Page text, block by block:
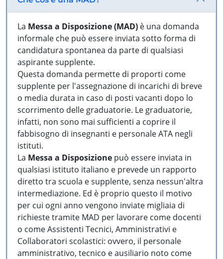
La Messa a Disposizione (MAD) è una domanda
informale che può essere inviata sotto forma di
candidatura spontanea da parte di qualsiasi
aspirante supplente.
Questa domanda permette di proporti come
supplente per l'assegnazione di incarichi di breve
o media durata in caso di posti vacanti dopo lo
scorrimento delle graduatorie. Le graduatorie,
infatti, non sono mai sufficienti a coprire il
fabbisogno di insegnanti e personale ATA negli
istituti.
La Messa a Disposizione può essere inviata in
qualsiasi istituto italiano e prevede un rapporto
diretto tra scuola e supplente, senza nessun'altra
intermediazione. Ed è proprio questo il motivo
per cui ogni anno vengono inviate migliaia di
richieste tramite MAD per lavorare come docenti
o come Assistenti Tecnici, Amministrativi e
Collaboratori scolastici: ovvero, il personale
amministrativo, tecnico e ausiliario noto come